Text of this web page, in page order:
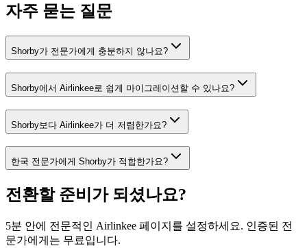
자주 묻는 질문
Shorby가 전문가에게 충분하지 않나요?
Shorby에서 Airlinkee로 쉽게 마이그레이션할 수 있나요?
Shorby보다 Airlinkee가 더 저렴한가요?
한국 전문가에게 Shorby가 적합한가요?
전환할 준비가 되셨나요?
5분 안에 전문적인 Airlinkee 페이지를 설정하세요. 인증된 전
문가에게는 무료입니다.